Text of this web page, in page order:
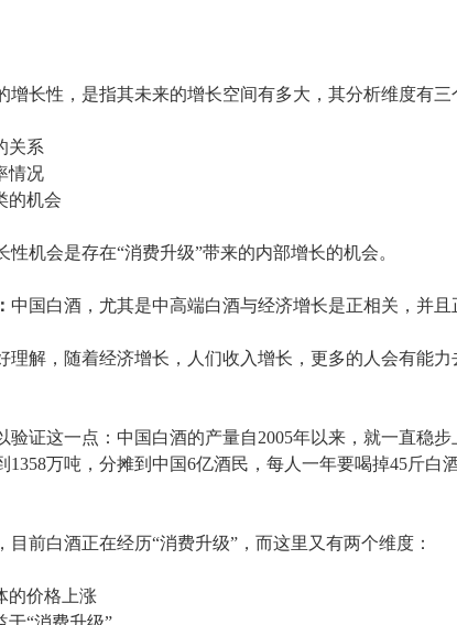
增长性，是指其未来的增长空间有多大，其分析维度有三
关系
情况
的机会
机会是存在“消费升级”带来的内部增长的机会。
中国白酒，尤其是中高端白酒与经济增长是正相关，并且
理解，随着经济增长，人们收入增长，更多的人会有能
验证这一点：中国白酒的产量自2005年以来，就一直稳
万吨，分摊到中国6亿酒民，每人一年要喝掉45斤白酒
目前白酒正在经历“消费升级”，而这里又有两个维度：
的价格上涨